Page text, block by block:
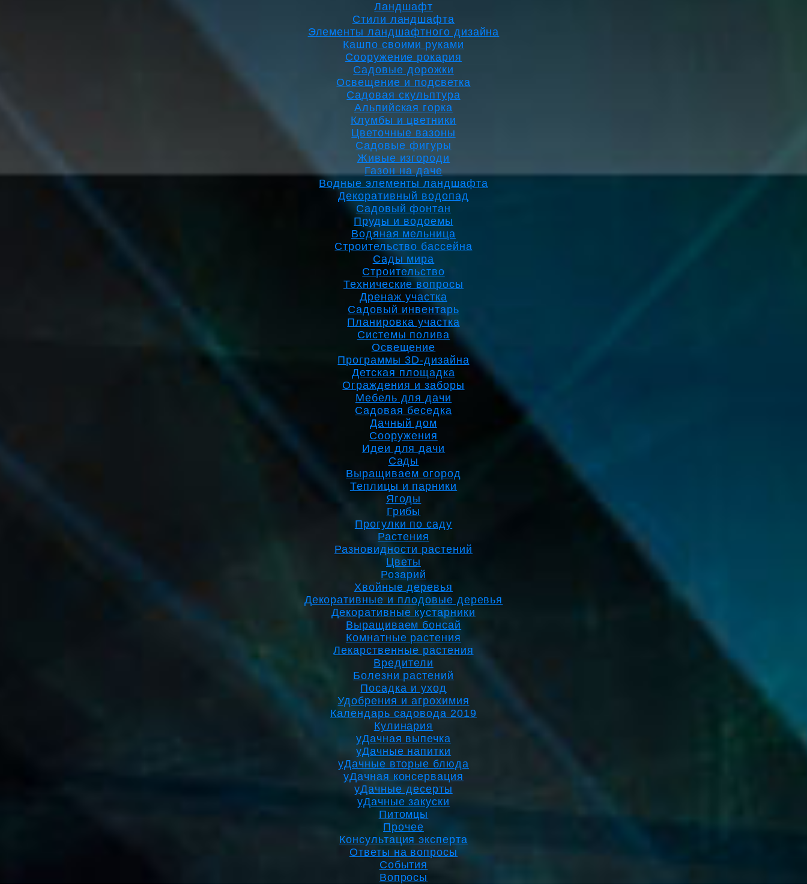
Ландшафт
Стили ландшафта
Элементы ландшафтного дизайна
Кашпо своими руками
Сооружение рокария
Садовые дорожки
Освещение и подсветка
Садовая скульптура
Альпийская горка
Клумбы и цветники
Цветочные вазоны
Садовые фигуры
Живые изгороди
Газон на даче
Водные элементы ландшафта
Декоративный водопад
Садовый фонтан
Пруды и водоемы
Водяная мельница
Строительство бассейна
Сады мира
Строительство
Технические вопросы
Дренаж участка
Садовый инвентарь
Планировка участка
Системы полива
Освещение
Программы 3D-дизайна
Детская площадка
Ограждения и заборы
Мебель для дачи
Садовая беседка
Дачный дом
Сооружения
Идеи для дачи
Сады
Выращиваем огород
Теплицы и парники
Ягоды
Грибы
Прогулки по саду
Растения
Разновидности растений
Цветы
Розарий
Хвойные деревья
Декоративные и плодовые деревья
Декоративные кустарники
Выращиваем бонсай
Комнатные растения
Лекарственные растения
Вредители
Болезни растений
Посадка и уход
Удобрения и агрохимия
Календарь садовода 2019
Кулинария
уДачная выпечка
уДачные напитки
уДачные вторые блюда
уДачная консервация
уДачные десерты
уДачные закуски
Питомцы
Прочее
Консультация эксперта
Ответы на вопросы
События
Вопросы